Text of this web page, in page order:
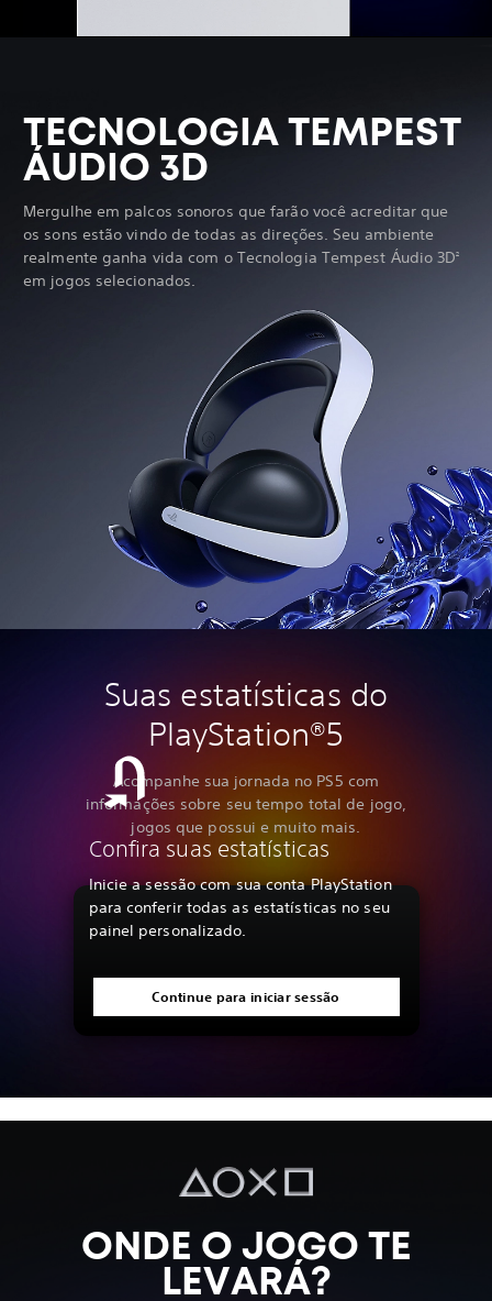
TECNOLOGIA TEMPEST
ÁUDIO 3D
Mergulhe em palcos sonoros que farão você acreditar que
os sons estão vindo de todas as direções. Seu ambiente
realmente ganha vida com o Tecnologia Tempest Áudio 3D2
em jogos selecionados.
Suas estatísticas do
PlayStation®5
Acompanhe sua jornada no PS5 com
informações sobre seu tempo total de jogo,
jogos que possui e muito mais.
Confira suas estatísticas
Inicie a sessão com sua conta PlayStation
para conferir todas as estatísticas no seu
painel personalizado.
Continue para iniciar sessão
ONDE O JOGO TE
LEVARÁ?